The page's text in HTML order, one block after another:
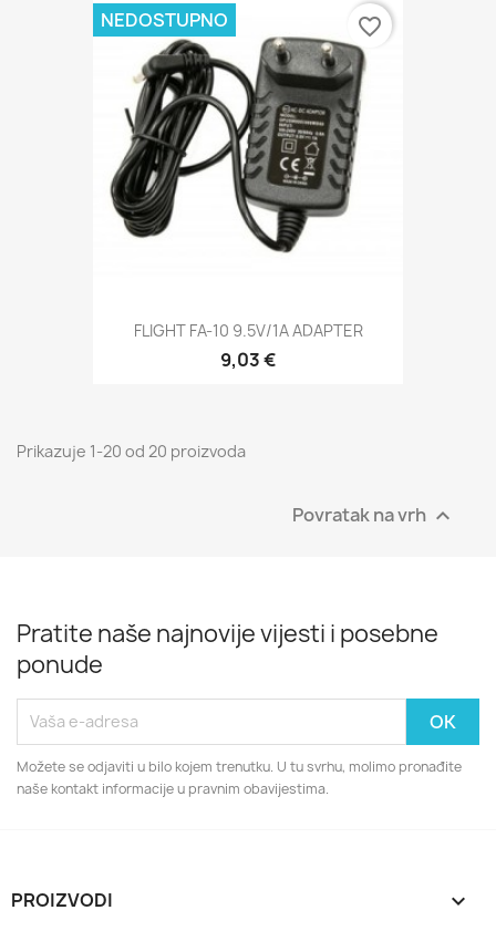
FLIGHT FA-10 9.5V/1A ADAPTER
9,03 €
NEDOSTUPNO favorite_border
Prikazuje 1-20 od 20 proizvoda
Povratak na vrh 
Pratite naše najnovije vijesti i posebne
ponude
Možete se odjaviti u bilo kojem trenutku. U tu svrhu, molimo pronađite
naše kontakt informacije u pravnim obavijestima.
PROIZVODI 